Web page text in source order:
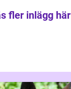
fler inlägg här